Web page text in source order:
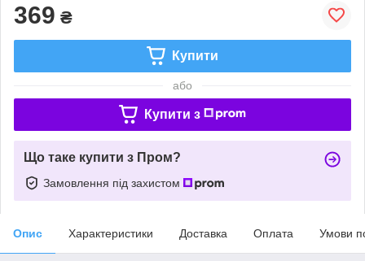
369 ₴
Купити
або
Купити з
Що таке купити з Пром?
Замовлення під захистом
Опис Характеристики Доставка Оплата Умови